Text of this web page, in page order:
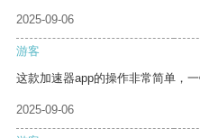
2025-09-06
游客
这款加速器app的操作非常简单，
2025-09-06